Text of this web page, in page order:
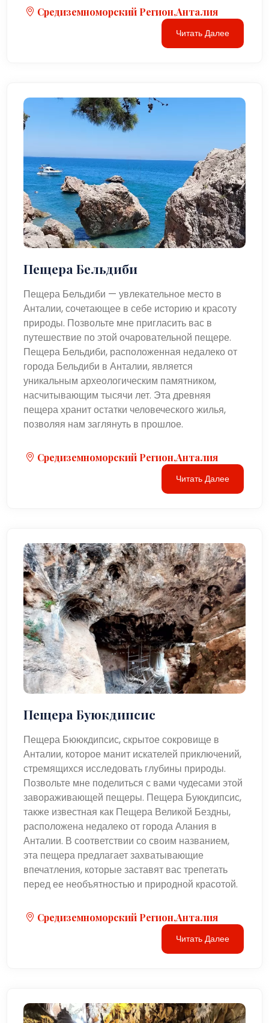
Средиземноморский Регион,Анталия
Читать Далее
Пещера Бельдиби
Пещера Бельдиби — увлекательное место в
Анталии, сочетающее в себе историю и красоту
природы. Позвольте мне пригласить вас в
путешествие по этой очаровательной пещере.
Пещера Бельдиби, расположенная недалеко от
города Бельдиби в Анталии, является
уникальным археологическим памятником,
насчитывающим тысячи лет. Эта древняя
пещера хранит остатки человеческого жилья,
позволяя нам заглянуть в прошлое.
Средиземноморский Регион,Анталия
Читать Далее
Пещера Буюкдипсис
Пещера Бююкдипсис, скрытое сокровище в
Анталии, которое манит искателей приключений,
стремящихся исследовать глубины природы.
Позвольте мне поделиться с вами чудесами этой
завораживающей пещеры. Пещера Буюкдипсис,
также известная как Пещера Великой Бездны,
расположена недалеко от города Алания в
Анталии. В соответствии со своим названием,
эта пещера предлагает захватывающие
впечатления, которые заставят вас трепетать
перед ее необъятностью и природной красотой.
Средиземноморский Регион,Анталия
Читать Далее